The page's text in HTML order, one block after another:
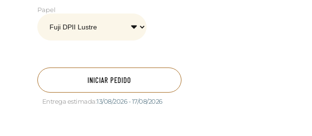
Papel
INICIAR PEDIDO
Entrega estimada:13/08/2026 - 17/08/2026